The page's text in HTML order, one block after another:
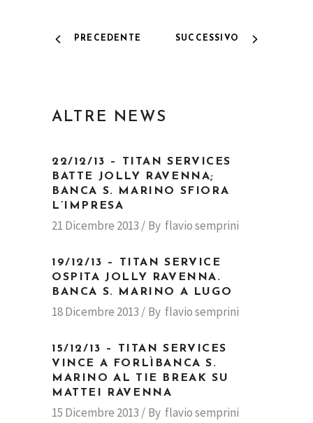
PRECEDENTE SUCCESSIVO
ALTRE NEWS
22/12/13 – TITAN SERVICES
BATTE JOLLY RAVENNA;
BANCA S. MARINO SFIORA
L’IMPRESA
21 Dicembre 2013 By flavio semprini
19/12/13 – TITAN SERVICE
OSPITA JOLLY RAVENNA.
BANCA S. MARINO A LUGO
18 Dicembre 2013 By flavio semprini
15/12/13 – TITAN SERVICES
VINCE A FORLÌBANCA S.
MARINO AL TIE BREAK SU
MATTEI RAVENNA
15 Dicembre 2013 By flavio semprini